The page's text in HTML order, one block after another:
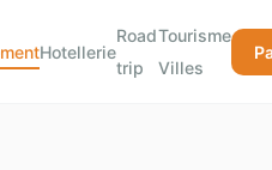
Hotellerie
Road
trip
Tourisme
Villes